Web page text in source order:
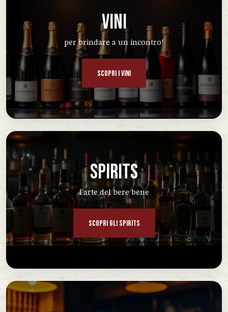
VINI
per brindare a un incontro!
SCOPRI I VINI
SPIRITS
l'arte del bere bene
SCOPRI GLI SPIRITS